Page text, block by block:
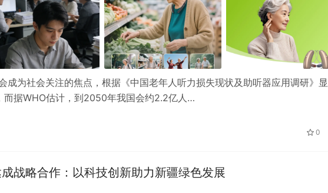
成为社会关注的焦点，根据《中国老年人听力损失现状及助听器应用调研》显
而据WHO估计，到2050年我国会约2.2亿人…
0
战略合作：以科技创新助力新疆绿色发展